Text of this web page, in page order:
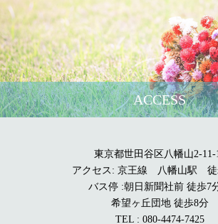
ACCESS
東京都世田谷区八幡山2-11-
アクセス: 京王線 八幡山駅 徒
バス停 :朝日新聞社前 徒歩7
希望ヶ丘団地 徒歩8分
TEL : 080-4474-7425